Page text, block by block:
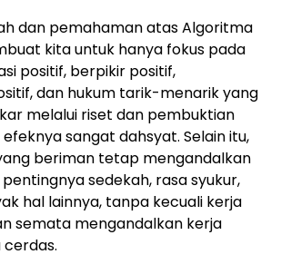
dan pemahaman atas Algoritma
kita untuk hanya fokus pada
positif, berpikir positif,
dan hukum tarik-menarik yang
melalui riset dan pembuktian
sangat dahsyat. Selain itu,
beriman tetap mengandalkan
sedekah, rasa syukur,
hal lainnya, tanpa kecuali kerja
semata mengandalkan kerja
cerdas.